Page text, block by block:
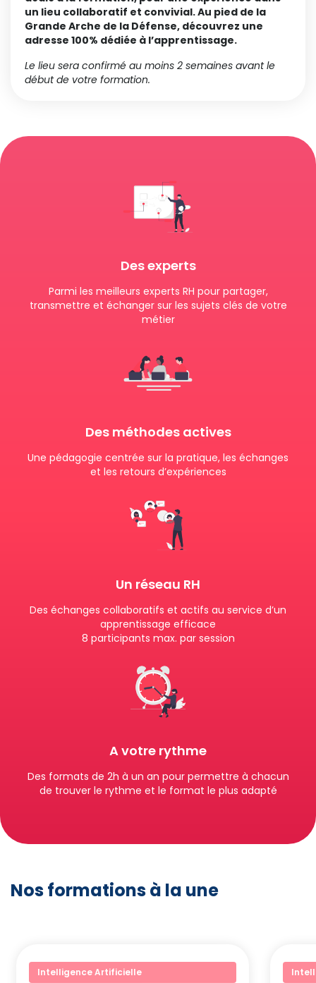
un lieu collaboratif et convivial. Au pied de la
Grande Arche de la Défense, découvrez une
adresse 100% dédiée à l’apprentissage.
Le lieu sera confirmé au moins 2 semaines avant le
début de votre formation.
Des experts
Parmi les meilleurs experts RH pour partager,
transmettre et échanger sur les sujets clés de votre
métier
Des méthodes actives
Une pédagogie centrée sur la pratique, les échanges
et les retours d’expériences
Un réseau RH
Des échanges collaboratifs et actifs au service d’un
apprentissage efficace
8 participants max. par session
A votre rythme
Des formats de 2h à un an pour permettre à chacun
de trouver le rythme et le format le plus adapté
Nos formations à la une
Intelligence Artificielle